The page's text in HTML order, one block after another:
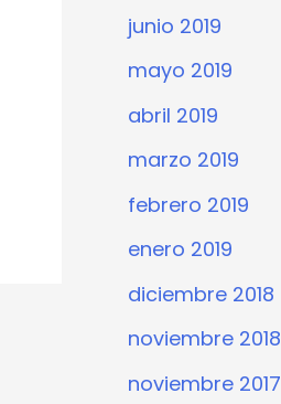
junio 2019
mayo 2019
abril 2019
marzo 2019
febrero 2019
enero 2019
diciembre 2018
noviembre 2018
noviembre 2017